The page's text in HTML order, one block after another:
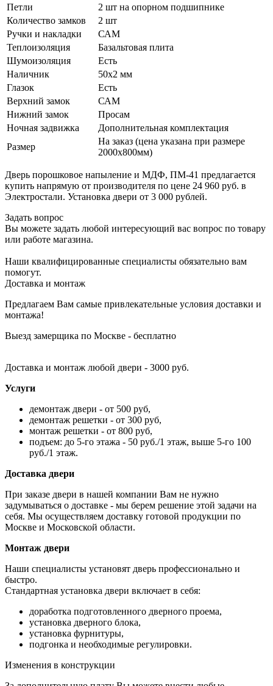
Петли
2 шт на опорном подшипнике
Количество замков
2 шт
Ручки и накладки
САМ
Теплоизоляция
Базальтовая плита
Шумоизоляция
Есть
Наличник
50х2 мм
Глазок
Есть
Верхний замок
САМ
Нижний замок
Просам
Ночная задвижка
Дополнительная комплектация
Размер
На заказ (цена указана при размере
2000х800мм)
Дверь порошковое напыление и МДФ, ПМ-41 предлагается
купить напрямую от производителя по цене 24 960 руб. в
Электростали. Установка двери от 3 000 рублей.
Задать вопрос
Вы можете задать любой интересующий вас вопрос по товару
или работе магазина.
Наши квалифицированные специалисты обязательно вам
помогут.
Доставка и монтаж
Предлагаем Вам самые привлекательные условия доставки и
монтажа!
Выезд замерщика по Москве - бесплатно
Доставка и монтаж любой двери - 3000 руб.
Услуги
демонтаж двери - от 500 руб,
демонтаж решетки - от 300 руб,
монтаж решетки - от 800 руб,
подъем: до 5-го этажа - 50 руб./1 этаж, выше 5-го 100
руб./1 этаж.
Доставка двери
При заказе двери в нашей компании Вам не нужно
задумываться о доставке - мы берем решение этой задачи на
себя. Мы осуществляем доставку готовой продукции по
Москве и Московской области.
Монтаж двери
Наши специалисты установят дверь профессионально и
быстро.
Стандартная установка двери включает в себя:
доработка подготовленного дверного проема,
установка дверного блока,
установка фурнитуры,
подгонка и необходимые регулировки.
Изменения в конструкции